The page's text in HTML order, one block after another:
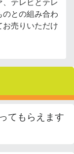
テレビとテレ
のとの組み合わ
売りいただけ
てもらえます